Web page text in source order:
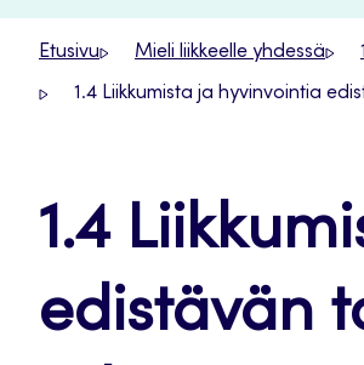
Etusivu Mieli liikkeelle yhdessä
1.4 Liikkumista ja hyvinvointia
1.4
edistävän